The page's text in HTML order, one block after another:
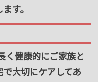
す。
く健康的にご家族と
大切にケアしてあ